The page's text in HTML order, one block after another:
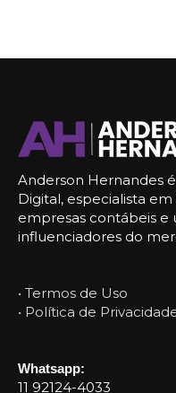
Anderson Hernandes
Digital, especialista
empresas contábeis e
influenciadores do
• Termos de Uso
• Política de
Whatsapp:
11 92124-4033